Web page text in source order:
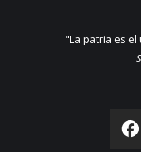
"La patria es